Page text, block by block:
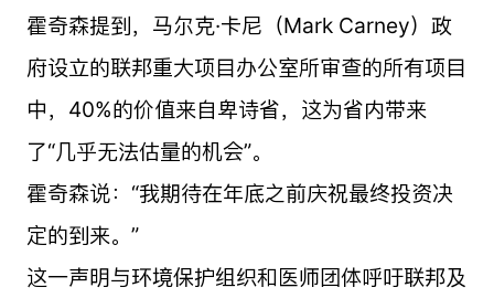
霍奇森提到，马尔克·卡尼（Mark Carney）政
府设立的联邦重大项目办公室所审查的所有项目
中，40%的价值来自卑诗省，这为省内带来
了“几乎无法估量的机会”。
霍奇森说：“我期待在年底之前庆祝最终投资决
定的到来。”
这一声明与环境保护组织和医师团体呼吁联邦及